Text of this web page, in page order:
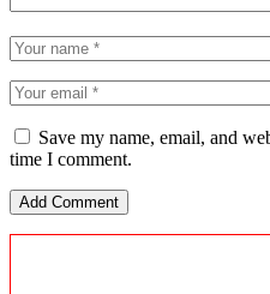
Save my name, email, and
time I comment.